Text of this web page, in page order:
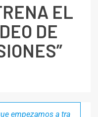
EL
DE
empezamos a tra